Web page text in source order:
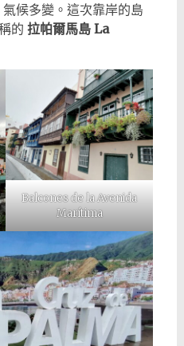
候多變。這次靠岸的島
的 拉帕爾馬島 La
Balcones de la Avenida
Marítima